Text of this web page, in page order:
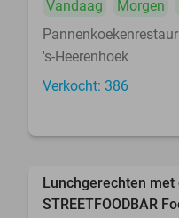
Vandaag
Morgen
's-Heerenhoek
Verkocht: 386
Lunchgerechten
STREETFOODBAR